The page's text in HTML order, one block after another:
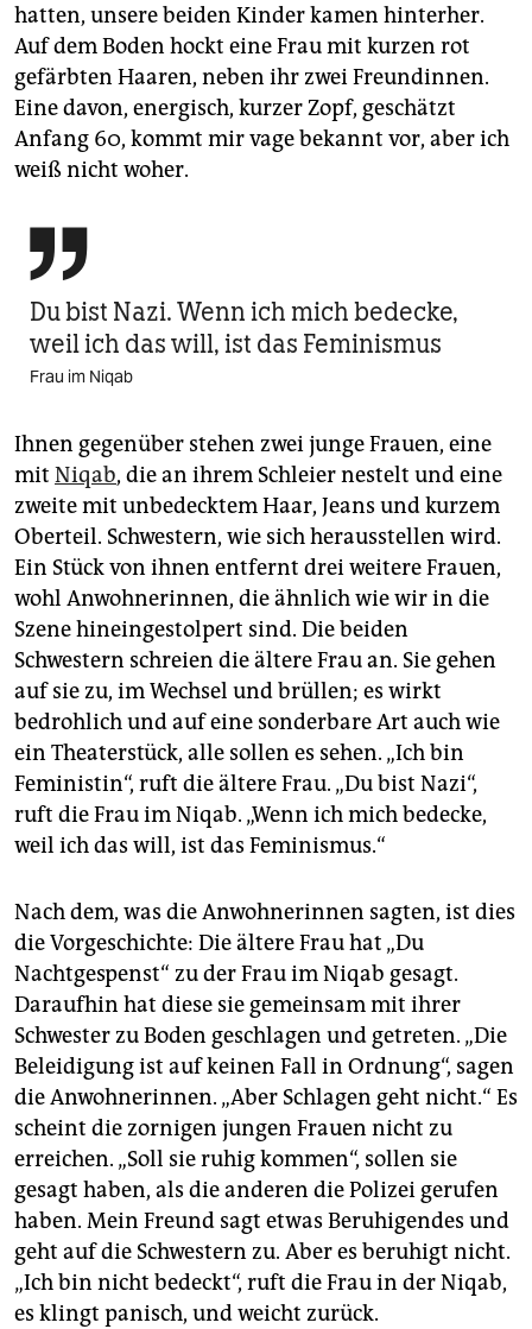
hatten, unsere beiden Kinder kamen hinterher.
Auf dem Boden hockt eine Frau mit kurzen rot
gefärbten Haaren, neben ihr zwei Freundinnen.
Eine davon, energisch, kurzer Zopf, geschätzt
Anfang 60, kommt mir vage bekannt vor, aber ich
weiß nicht woher.

Du bist Nazi. Wenn ich mich bedecke,
weil ich das will, ist das Feminismus
Frau im Niqab
Ihnen gegenüber stehen zwei junge Frauen, eine
mit Niqab, die an ihrem Schleier nestelt und eine
zweite mit unbedecktem Haar, Jeans und kurzem
Oberteil. Schwestern, wie sich herausstellen wird.
Ein Stück von ihnen entfernt drei weitere Frauen,
wohl Anwohnerinnen, die ähnlich wie wir in die
Szene hineingestolpert sind. Die beiden
Schwestern schreien die ältere Frau an. Sie gehen
auf sie zu, im Wechsel und brüllen; es wirkt
bedrohlich und auf eine sonderbare Art auch wie
ein Theaterstück, alle sollen es sehen. „Ich bin
Feministin“, ruft die ältere Frau. „Du bist Nazi“,
ruft die Frau im Niqab. „Wenn ich mich bedecke,
weil ich das will, ist das Feminismus.“
Nach dem, was die Anwohnerinnen sagten, ist dies
die Vorgeschichte: Die ältere Frau hat „Du
Nachtgespenst“ zu der Frau im Niqab gesagt.
Daraufhin hat diese sie gemeinsam mit ihrer
Schwester zu Boden geschlagen und getreten. „Die
Beleidigung ist auf keinen Fall in Ordnung“, sagen
die Anwohnerinnen. „Aber Schlagen geht nicht.“ Es
scheint die zornigen jungen Frauen nicht zu
erreichen. „Soll sie ruhig kommen“, sollen sie
gesagt haben, als die anderen die Polizei gerufen
haben. Mein Freund sagt etwas Beruhigendes und
geht auf die Schwestern zu. Aber es beruhigt nicht.
„Ich bin nicht bedeckt“, ruft die Frau in der Niqab,
es klingt panisch, und weicht zurück.